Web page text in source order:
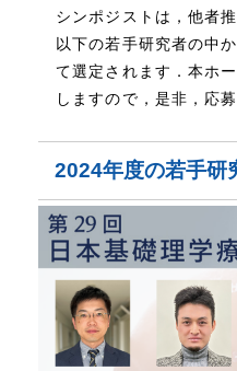
シンポジストは，他者
以下の若手研究者の中
て選定されます．本ホ
しますので，是非，応
2024年度の若手研